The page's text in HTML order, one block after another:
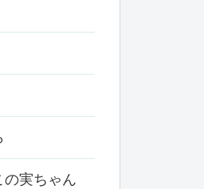
の実ちゃん